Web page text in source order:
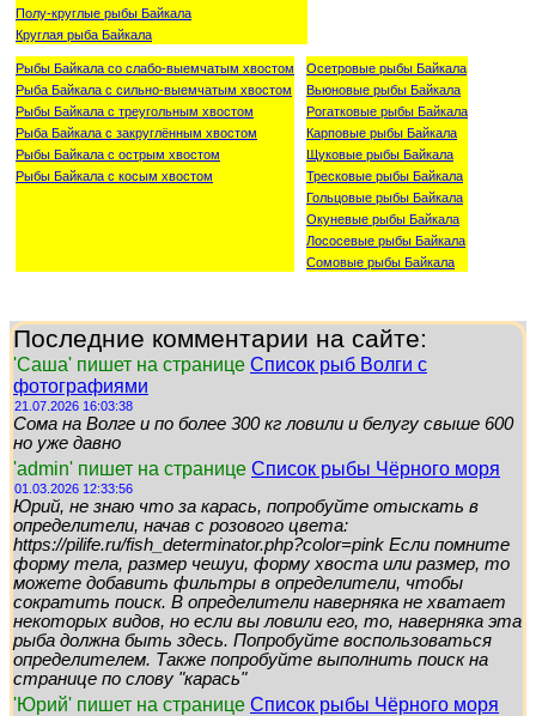
Полу-круглые рыбы Байкала
Круглая рыба Байкала
Рыбы Байкала со слабо-выемчатым хвостом
Рыба Байкала с сильно-выемчатым хвостом
Рыбы Байкала с треугольным хвостом
Рыба Байкала с закруглённым хвостом
Рыбы Байкала с острым хвостом
Рыбы Байкала с косым хвостом
Осетровые рыбы Байкала
Вьюновые рыбы Байкала
Рогатковые рыбы Байкала
Карповые рыбы Байкала
Щуковые рыбы Байкала
Тресковые рыбы Байкала
Гольцовые рыбы Байкала
Окуневые рыбы Байкала
Лососевые рыбы Байкала
Сомовые рыбы Байкала
Последние комментарии на сайте:
'Саша' пишет на странице Список рыб Волги с
фотографиями
21.07.2026 16:03:38
Сома на Волге и по более 300 кг ловили и белугу свыше 600
но уже давно
'admin' пишет на странице Список рыбы Чёрного моря
01.03.2026 12:33:56
Юрий, не знаю что за карась, попробуйте отыскать в
определители, начав с розового цвета:
https://pilife.ru/fish_determinator.php?color=pink Если помните
форму тела, размер чешуи, форму хвоста или размер, то
можете добавить фильтры в определители, чтобы
сократить поиск. В определители наверняка не хватает
некоторых видов, но если вы ловили его, то, наверняка эта
рыба должна быть здесь. Попробуйте воспользоваться
определителем. Также попробуйте выполнить поиск на
странице по слову "карась"
'Юрий' пишет на странице Список рыбы Чёрного моря